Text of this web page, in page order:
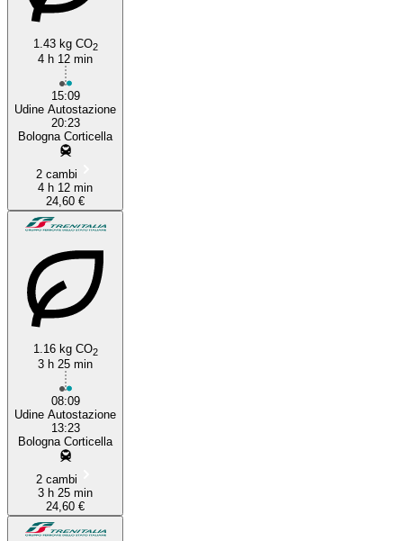
1.43 kg CO2
4 h 12 min
15:09
Udine Autostazione
20:23
Bologna Corticella
2 cambi
4 h 12 min
24,60 €
1.16 kg CO2
3 h 25 min
08:09
Udine Autostazione
13:23
Bologna Corticella
2 cambi
3 h 25 min
24,60 €